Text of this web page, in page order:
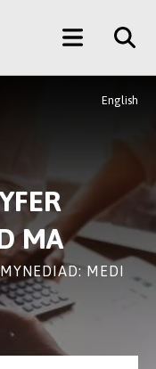
Main
Menu
English
MA
MEDI